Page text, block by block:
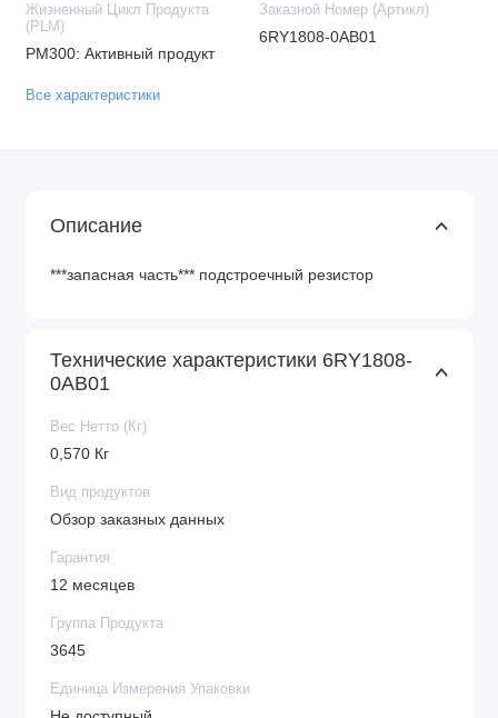
Жизненный Цикл Продукта
(PLM)
PM300: Активный продукт
Заказной Номер (Артикл)
6RY1808-0AB01
Все характеристики
Описание
***запасная часть*** подстроечный резистор
Технические характеристики 6RY1808-
0AB01
Вес Нетто (Кг)
0,570 Кг
Вид продуктов
Обзор заказных данных
Гарантия
12 месяцев
Группа Продукта
3645
Единица Измерения Упаковки